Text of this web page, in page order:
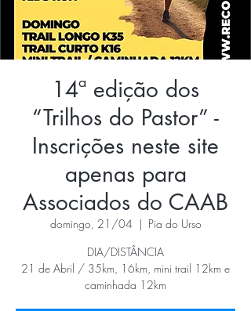
14ª edição dos
“Trilhos do Pastor” -
Inscrições neste site
apenas para
Associados do CAAB
domingo, 21/04
  |
Pia do Urso
DIA/DISTÂNCIA
21 de Abril / 35km, 16km, mini trail 12km e
caminhada 12km